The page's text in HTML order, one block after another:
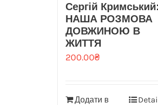
Сергій Кримський:
НАША РОЗМОВА
ДОВЖИНОЮ В
ЖИТТЯ
200.00₴
Додати в